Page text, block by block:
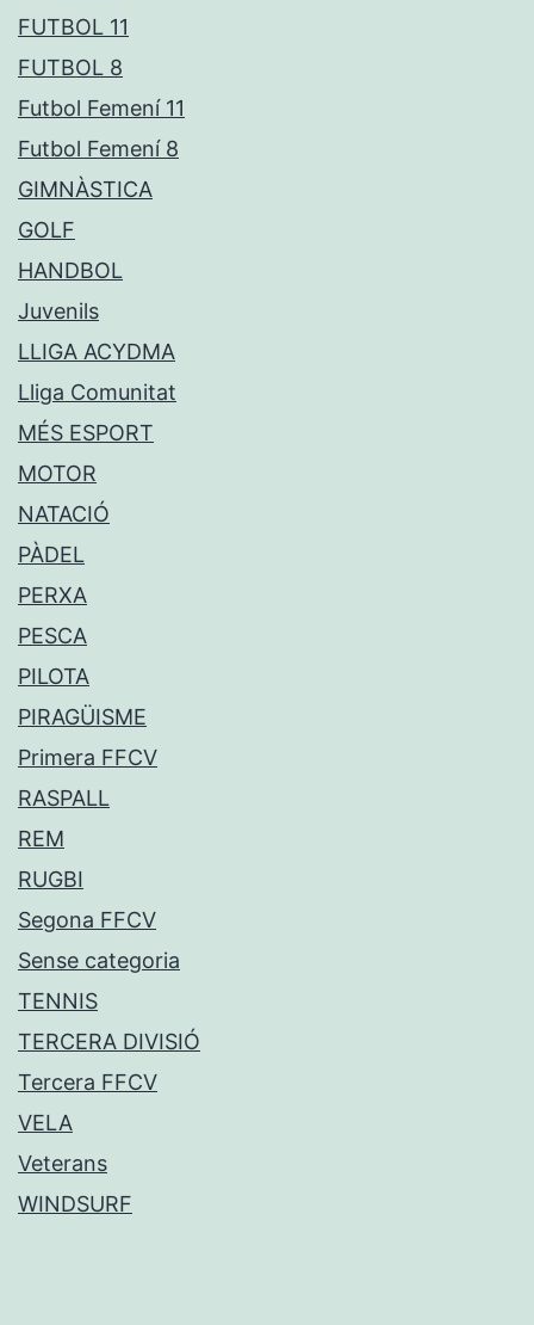
FUTBOL 11
FUTBOL 8
Futbol Femení 11
Futbol Femení 8
GIMNÀSTICA
GOLF
HANDBOL
Juvenils
LLIGA ACYDMA
Lliga Comunitat
MÉS ESPORT
MOTOR
NATACIÓ
PÀDEL
PERXA
PESCA
PILOTA
PIRAGÜISME
Primera FFCV
RASPALL
REM
RUGBI
Segona FFCV
Sense categoria
TENNIS
TERCERA DIVISIÓ
Tercera FFCV
VELA
Veterans
WINDSURF